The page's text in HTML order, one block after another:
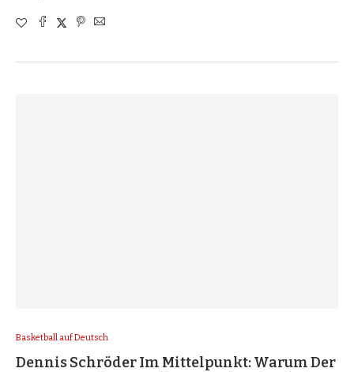
Basketball auf Deutsch
Dennis Schröder Im Mittelpunkt: Warum Der